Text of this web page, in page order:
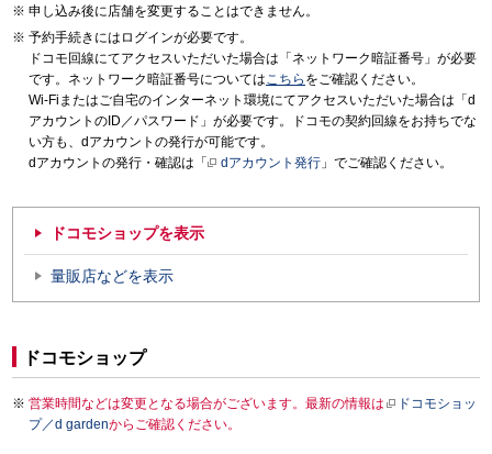
申し込み後に店舗を変更することはできません。
予約手続きにはログインが必要です。
ドコモ回線にてアクセスいただいた場合は「ネットワーク暗証番号」が必要
です。ネットワーク暗証番号についてはこちら をご確認ください。
Wi-Fiまたはご自宅のインターネット環境にてアクセスいただいた場合は「d
アカウントのID／パスワード」が必要です。ドコモの契約回線をお持ちでな
い方も、dアカウントの発行が可能です。
dアカウントの発行・確認は「
dアカウント発行 」でご確認ください。
ドコモショップを表示
量販店などを表示
ドコモショップ
営業時間などは変更となる場合がございます。最新の情報は
ドコモショッ
プ／d gardenからご確認ください。